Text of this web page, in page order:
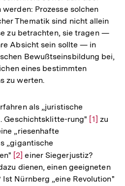
Prozesse solchen
Thematik sind nicht allein
zu betrachten, sie tragen —
Absicht sein sollte — in
Bewußtseinsbildung bei,
eines bestimmten
zu werten.
als „juristische
Geschichtsklitte-rung" Zur
Fußnote
[1] zu
„riesenhafte
„gigantische
Zur
Auflösung
der
[2] einer Siegerjustiz?
dienen, einen geeigneten
Nürnberg „eine Revolution"